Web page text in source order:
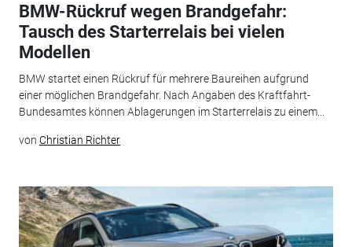
BMW-Rückruf wegen Brandgefahr:
Tausch des Starterrelais bei vielen
Modellen
BMW startet einen Rückruf für mehrere Baureihen aufgrund
einer möglichen Brandgefahr. Nach Angaben des Kraftfahrt-
Bundesamtes können Ablagerungen im Starterrelais zu einem...
von Christian Richter